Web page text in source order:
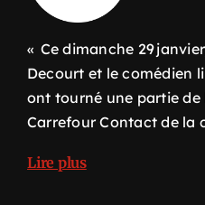
« Ce dimanche 29
Decourt et le comédien
ont tourné une partie
Carrefour Contact de la
Lire plus